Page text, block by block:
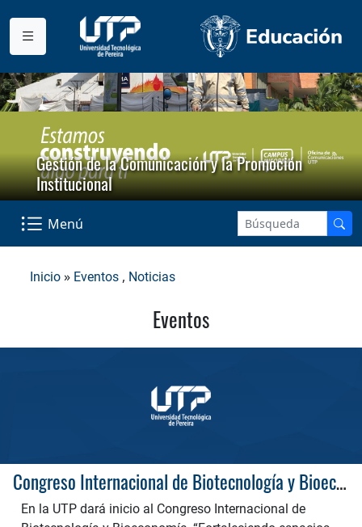
Gestión de la Comunicación y la Promoción
Institucional
Menú
Inicio » Eventos , Noticias
Eventos
Congreso Internacional de Biotecnología y Bioeconomía
En la UTP dará inicio al Congreso Internacional de